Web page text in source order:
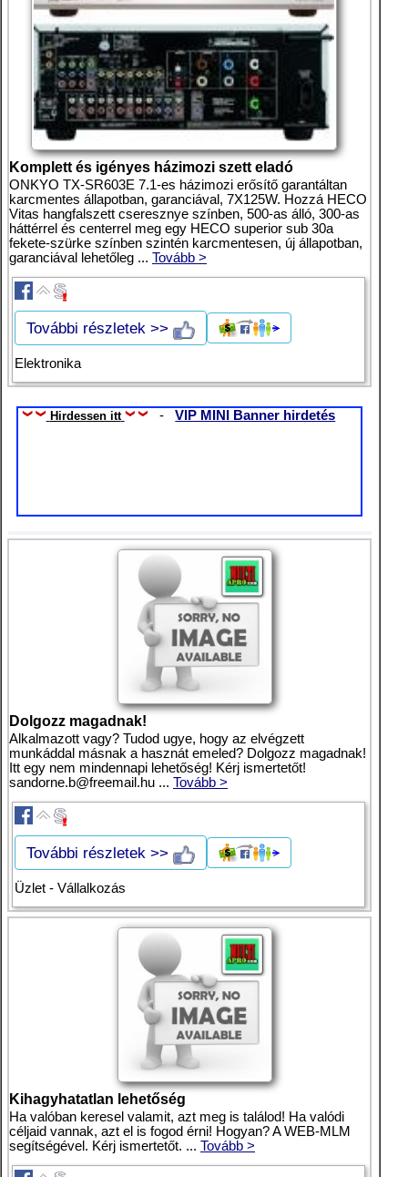
Komplett és igényes házimozi szett eladó
ONKYO TX-SR603E 7.1-es házimozi erősítő garantáltan
karcmentes állapotban, garanciával, 7X125W. Hozzá HECO
Vitas hangfalszett cseresznye színben, 500-as álló, 300-as
háttérrel és centerrel meg egy HECO superior sub 30a
fekete-szürke színben szintén karcmentesen, új állapotban,
garanciával lehetőleg ... Tovább >
További részletek >>
Elektronika
Hirdessen itt -VIP MINI Banner hirdetés
Dolgozz magadnak!
Alkalmazott vagy? Tudod ugye, hogy az elvégzett
munkáddal másnak a hasznát emeled? Dolgozz magadnak!
Itt egy nem mindennapi lehetőség! Kérj ismertetőt!
sandorne.b@freemail.hu ... Tovább >
További részletek >>
Üzlet - Vállalkozás
Kihagyhatatlan lehetőség
Ha valóban keresel valamit, azt meg is találod! Ha valódi
céljaid vannak, azt el is fogod érni! Hogyan? A WEB-MLM
segítségével. Kérj ismertetőt. ... Tovább >